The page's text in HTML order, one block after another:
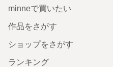
minneで買いたい
作品をさがす
ショップをさがす
ランキング